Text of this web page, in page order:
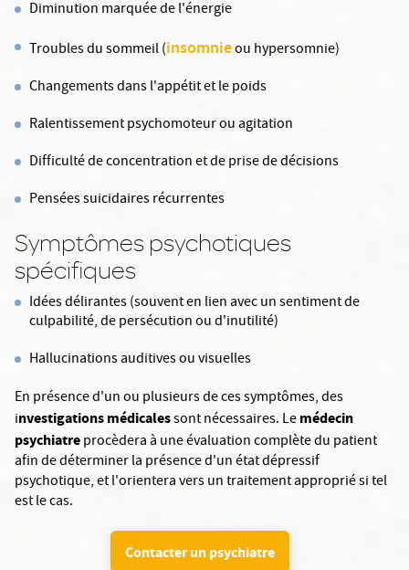
Diminution marquée de l'énergie
Troubles du sommeil(insomnieou hypersomnie)
Changements dans l'appétit et le poids
Ralentissement psychomoteur ou agitation
Difficulté de concentration et de prise de décisions
Pensées suicidaires récurrentes
Symptômes psychotiques
spécifiques
Idées délirantes (souvent en lien avec un sentiment de
culpabilité, de persécution ou d'inutilité)
Hallucinations auditives ou visuelles
En présence d'un ou plusieurs de ces symptômes, des
investigations médicalessont nécessaires. Lemédecin
psychiatreprocèdera à une évaluation complète du patient
afin de déterminer la présence d'un état dépressif
psychotique, et l'orientera vers un traitement approprié si tel
est le cas.
Contacter un psychiatre